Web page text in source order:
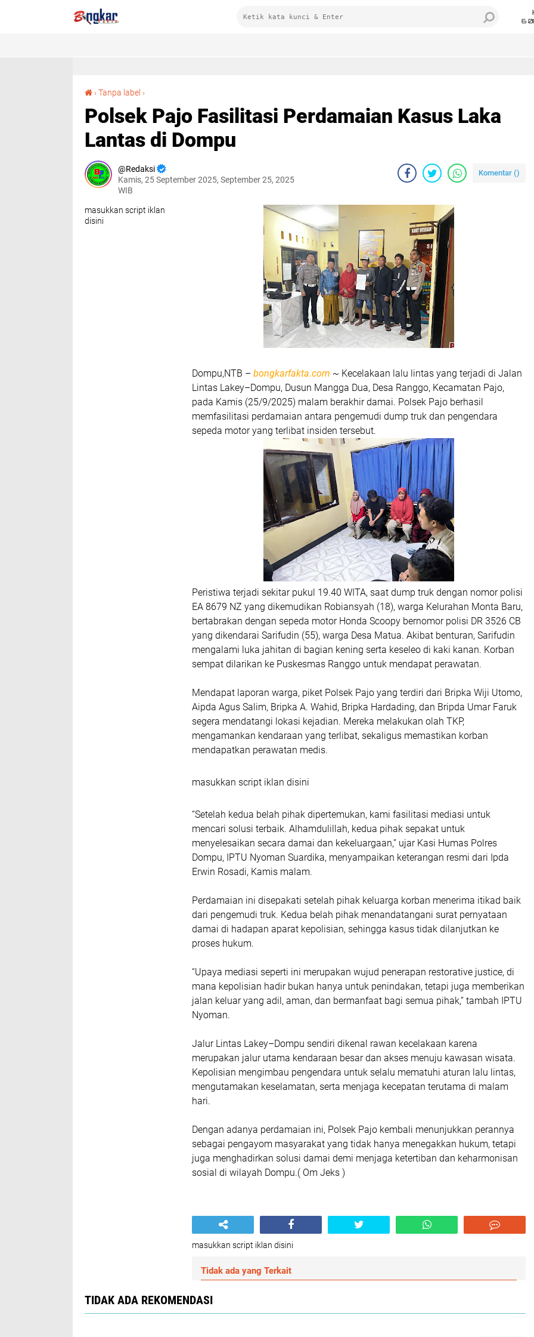
6
›Tanpa label ›
Polsek Pajo Fasilitasi Perdamaian Kasus Laka
Lantas di Dompu
Redaksi
Kamis, 25 September 2025, September 25, 2025
WIB
Komentar ()
masukkan script iklan
disini
Dompu,NTB – bongkarfakta.com ~ Kecelakaan lalu lintas yang terjadi di Jalan
Lintas Lakey–Dompu, Dusun Mangga Dua, Desa Ranggo, Kecamatan Pajo,
pada Kamis (25/9/2025) malam berakhir damai. Polsek Pajo berhasil
memfasilitasi perdamaian antara pengemudi dump truk dan pengendara
sepeda motor yang terlibat insiden tersebut.
Peristiwa terjadi sekitar pukul 19.40 WITA, saat dump truk dengan nomor polisi
EA 8679 NZ yang dikemudikan Robiansyah (18), warga Kelurahan Monta Baru,
bertabrakan dengan sepeda motor Honda Scoopy bernomor polisi DR 3526 CB
yang dikendarai Sarifudin (55), warga Desa Matua. Akibat benturan, Sarifudin
mengalami luka jahitan di bagian kening serta keseleo di kaki kanan. Korban
sempat dilarikan ke Puskesmas Ranggo untuk mendapat perawatan.
Mendapat laporan warga, piket Polsek Pajo yang terdiri dari Bripka Wiji Utomo,
Aipda Agus Salim, Bripka A. Wahid, Bripka Hardading, dan Bripda Umar Faruk
segera mendatangi lokasi kejadian. Mereka melakukan olah TKP,
mengamankan kendaraan yang terlibat, sekaligus memastikan korban
mendapatkan perawatan medis.
masukkan script iklan disini
“Setelah kedua belah pihak dipertemukan, kami fasilitasi mediasi untuk
mencari solusi terbaik. Alhamdulillah, kedua pihak sepakat untuk
menyelesaikan secara damai dan kekeluargaan,” ujar Kasi Humas Polres
Dompu, IPTU Nyoman Suardika, menyampaikan keterangan resmi dari Ipda
Erwin Rosadi, Kamis malam.
Perdamaian ini disepakati setelah pihak keluarga korban menerima itikad baik
dari pengemudi truk. Kedua belah pihak menandatangani surat pernyataan
damai di hadapan aparat kepolisian, sehingga kasus tidak dilanjutkan ke
proses hukum.
“Upaya mediasi seperti ini merupakan wujud penerapan restorative justice, di
mana kepolisian hadir bukan hanya untuk penindakan, tetapi juga memberikan
jalan keluar yang adil, aman, dan bermanfaat bagi semua pihak,” tambah IPTU
Nyoman.
Jalur Lintas Lakey–Dompu sendiri dikenal rawan kecelakaan karena
merupakan jalur utama kendaraan besar dan akses menuju kawasan wisata.
Kepolisian mengimbau pengendara untuk selalu mematuhi aturan lalu lintas,
mengutamakan keselamatan, serta menjaga kecepatan terutama di malam
hari.
Dengan adanya perdamaian ini, Polsek Pajo kembali menunjukkan perannya
sebagai pengayom masyarakat yang tidak hanya menegakkan hukum, tetapi
juga menghadirkan solusi damai demi menjaga ketertiban dan keharmonisan
sosial di wilayah Dompu.( Om Jeks )
masukkan script iklan disini
Tidak ada yang Terkait
TIDAK ADA REKOMENDASI